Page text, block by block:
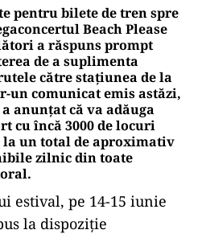
pentru bilete de tren spre
Beach Please
a răspuns prompt
de a suplimenta
către stațiunea de la
un comunicat emis astăzi,
anunțat că va adăuga
cu încă 3000 de locuri
un total de aproximativ
zilnic din toate
estival, pe 14-15 iunie
la dispoziție